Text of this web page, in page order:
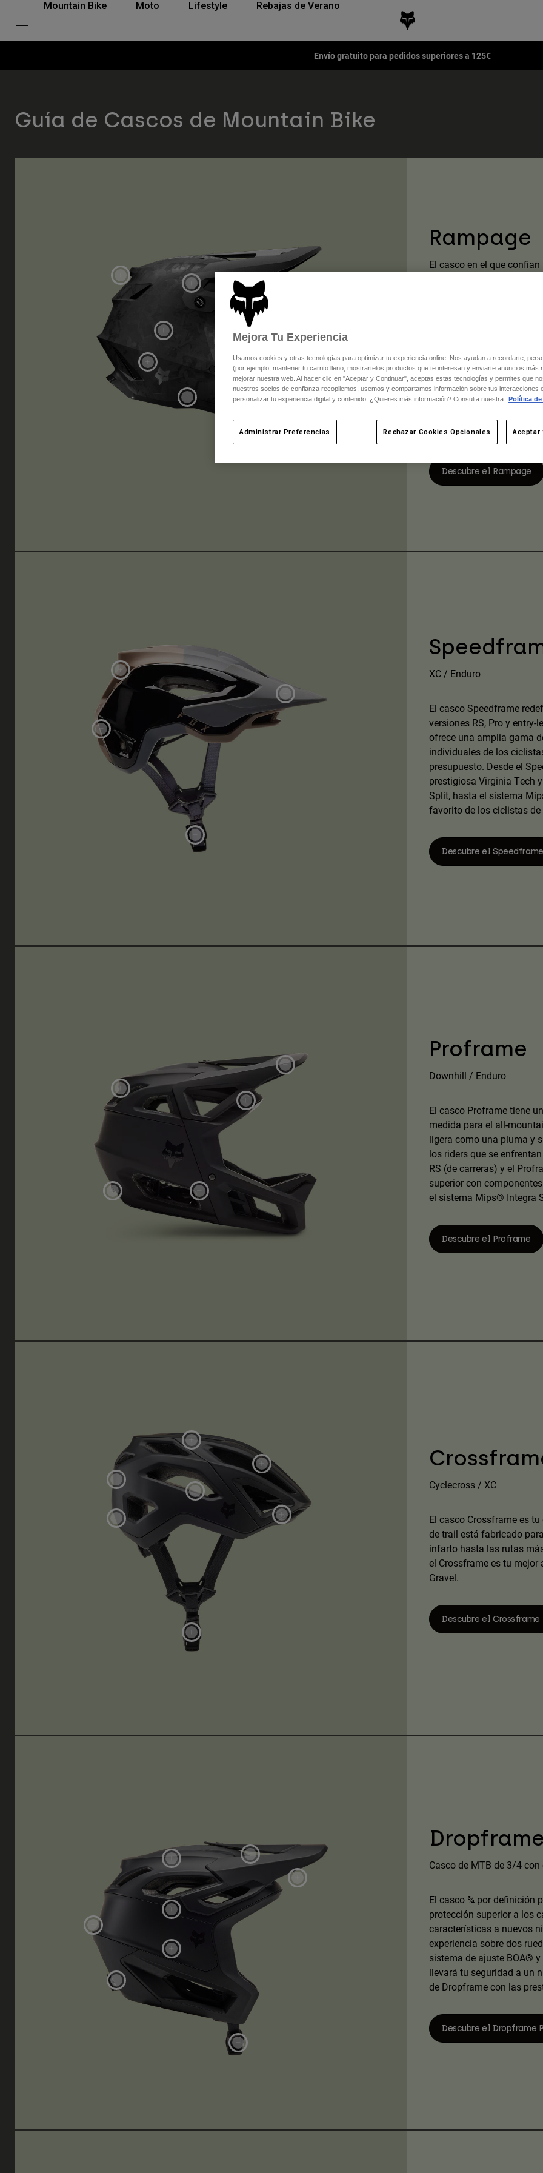
Mountain Bike Moto Lifestyle Rebajas de Verano
Envío gratuito para pedidos superiores a 125€
Guía de Cascos de Mountain Bike
Rampage
El casco en el que
avanzadas – este casco
para descensos a toda
por su carcasa (de fibra
el Rampage estándar).
élite.
Descubre el Rampage
XC / Enduro
El casco Speedframe
versiones RS, Pro y
ofrece una amplia gama
individuales de los
presupuesto. Desde el
prestigiosa Virginia Tech
Split, hasta el sistema
favorito de los ciclistas
Descubre el Speedframe
Proframe
Downhill / Enduro
El casco Proframe tiene
medida para el all-
ligera como una pluma y
los riders que se
RS (de carreras) y el
superior con
el sistema Mips® Integra
Descubre el Proframe
Cyclecross / XC
El casco Crossframe es
de trail está fabricado
infarto hasta las rutas
el Crossframe es tu
Gravel.
Descubre el Crossframe
Casco de MTB de 3/4
El casco ¾ por definición
protección superior a los
características a nuevos
experiencia sobre dos
sistema de ajuste BOA®
llevará tu seguridad a un
de Dropframe con las
Descubre el Dropframe
Mejora Tu Experiencia
Usamos cookies y otras tecnologías para optimizar tu experiencia online. Nos ayudan a recordarte,
(por ejemplo, mantener tu carrito lleno, mostrartelos productos que te interesan y enviarte anuncios más
mejorar nuestra web. Al hacer clic en "Aceptar y Continuar", aceptas estas tecnologías y permites que
nuestros socios de confianza recopilemos, usemos y compartamos información sobre tus interacciones
personalizar tu experiencia digital y contenido. ¿Quieres más información? Consulta nuestra
Política
Administrar Preferencias Rechazar Cookies Opcionales Aceptar